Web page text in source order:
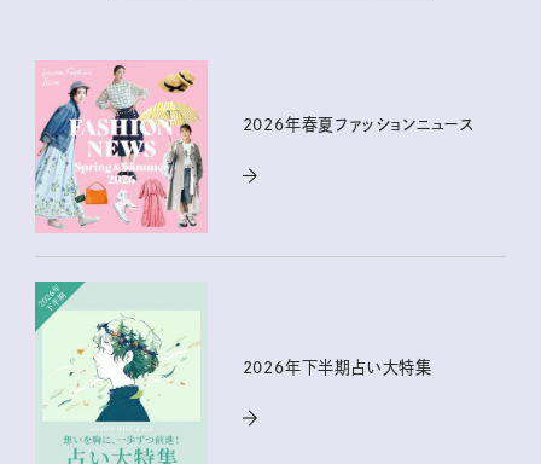
2026年春夏ファッションニュース
2026年下半期占い大特集